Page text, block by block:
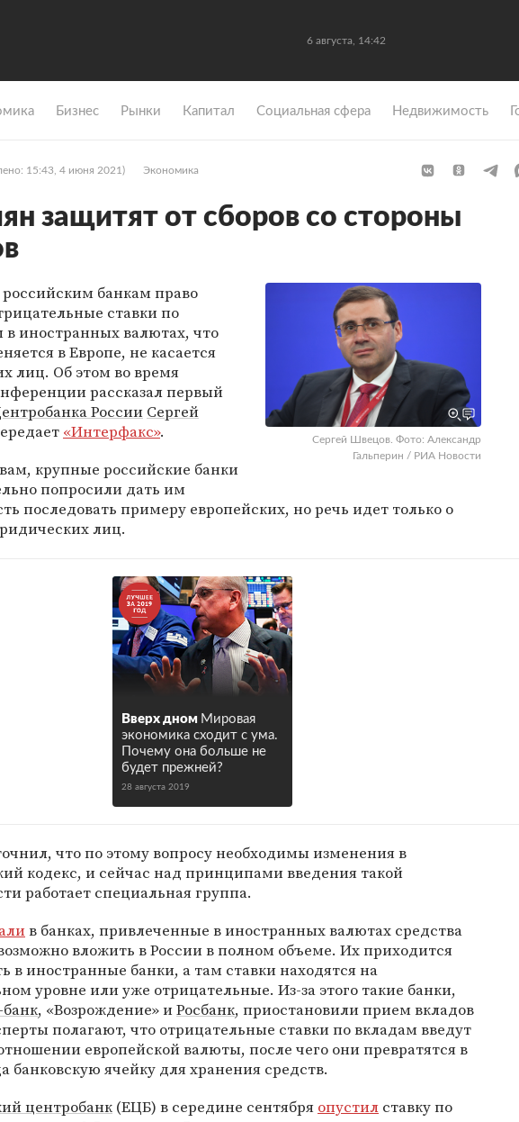
6 августа, 14:42
Бизнес Рынки Капитал Социальная сфера Недвижимость
15:43, 4 июня 2021) Экономика
защитят от сборов со стороны
Сергей Швецов. Фото: Александр
Гальперин / РИА Новости
банкам право
ставки по
в иностранных валютах, что
в Европе, не касается
лиц. Об этом во время
рассказал первый
России Сергей
«Интерфакс».
крупные российские банки
попросили дать им
последовать примеру европейских, но речь идет только о
лиц.
Вверх дном Мировая
экономика сходит с ума.
Почему она больше не
будет прежней?
28 августа 2019
что по этому вопросу необходимы изменения в
кодекс, и сейчас над принципами введения такой
работает специальная группа.
в банках, привлеченные в иностранных валютах средства
вложить в России в полном объеме. Их приходится
в иностранные банки, а там ставки находятся на
уровне или уже отрицательные. Из-за этого такие банки,
, «Возрождение» иРосбанк, приостановили прием вкладов
полагают, что отрицательные ставки по вкладам введут
европейской валюты, после чего они превратятся в
банковскую ячейку для хранения средств.
центробанк (ЕЦБ) в середине сентября опустил ставку по